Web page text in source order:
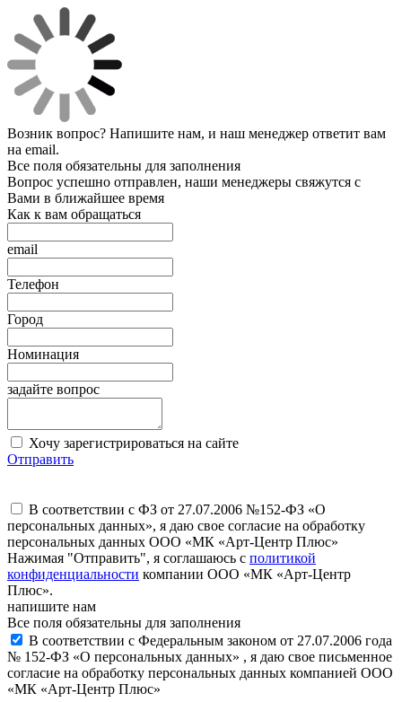
Возник вопрос? Напишите нам, и наш менеджер ответит вам
на email.
Все поля обязательны для заполнения
Вопрос успешно отправлен, наши менеджеры свяжутся с
Вами в ближайшее время
Как к вам обращаться
email
Телефон
Город
Номинация
задайте вопрос
Хочу зарегистрироваться на сайте
Отправить
В соответствии с ФЗ от 27.07.2006 №152-ФЗ «О
персональных данных», я даю свое согласие на обработку
персональных данных ООО «МК «Арт-Центр Плюс»
Нажимая "Отправить", я соглашаюсь с политикой
конфиденциальности компании ООО «МК «Арт-Центр
Плюс».
напишите нам
Все поля обязательны для заполнения
В соответствии с Федеральным законом от 27.07.2006 года
№ 152-ФЗ «О персональных данных» , я даю свое письменное
согласие на обработку персональных данных компанией ООО
«МК «Арт-Центр Плюс»